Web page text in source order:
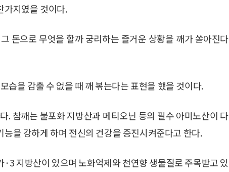
가지였을 것이다.
돈으로 무엇을 할까 궁리하는 즐거운 상황을 깨가 쏟아진다
습을 감출 수 없을 때 깨 볶는다는 표현을 했을 것이다.
. 참깨는 불포화 지방산과 메티오닌 등의 필수 아미노산이 다
을 강하게 하며 전신의 건강을 증진시켜준다고 한다.
지방산이 있으며 노화억제와 천연향 생물질로 주목받고 있